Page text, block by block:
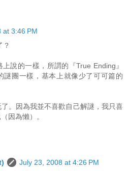
at 3:46 PM
？
說的一樣，所謂的『True Ending』
謎團一樣，基本上就像少了可可篇的
。因為我並不喜歡自己解謎，我只喜
因為懶）。
July 23, 2008 at 4:26 PM